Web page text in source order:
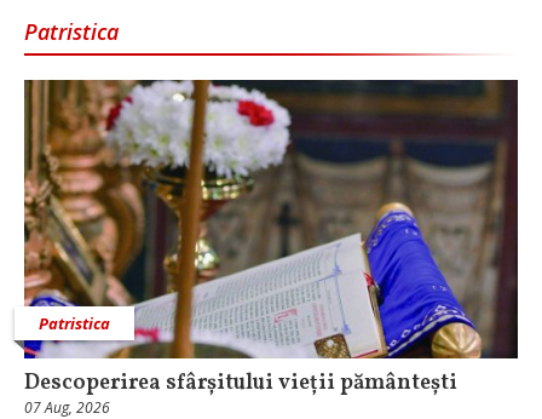
Patristica
Patristica
Descoperirea sfârșitului vieții pământești
07 Aug, 2026